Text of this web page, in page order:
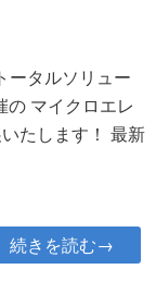
ータルソリュー
マイクロエレ
たします！ 最新
続きを読む→